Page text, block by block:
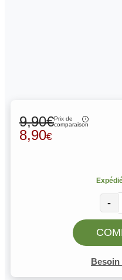
9,90€Prix de
comparaison
8,90€
-